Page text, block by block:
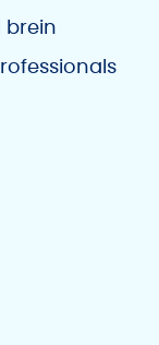
brein